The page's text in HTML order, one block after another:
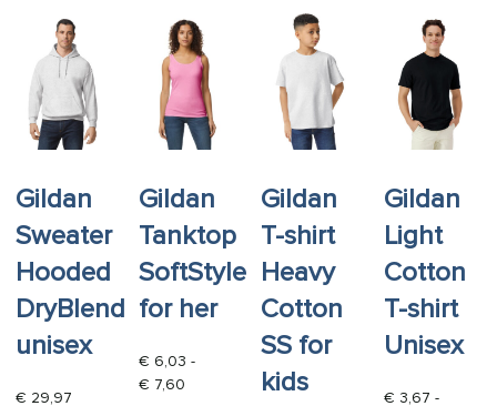
Gildan
Sweater
Hooded
DryBlend
unisex
€ 29,97
Gildan
Tanktop
SoftStyle
for her
€ 6,03 -
€ 7,60Prijsklasse: € 6,03 tot € 7,60
Gildan
T-shirt
Heavy
Cotton
SS for
kids
Gildan
Light
Cotton
T-shirt
Unisex
€ 3,67 -